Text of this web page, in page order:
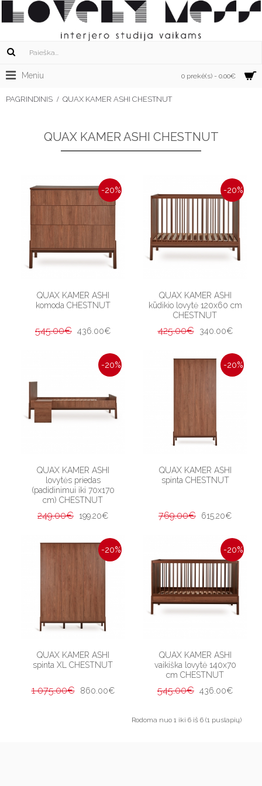
0 prekė(s) - 0.00€
Meniu
PAGRINDINIS QUAX KAMER ASHI CHESTNUT
QUAX KAMER ASHI CHESTNUT
-20%
QUAX KAMER ASHI
komoda CHESTNUT
545.00€ 436.00€
-20%
QUAX KAMER ASHI
kūdikio lovytė 120x60 cm
CHESTNUT
425.00€ 340.00€
-20%
QUAX KAMER ASHI
lovytės priedas
(padidinimui iki 70x170
cm) CHESTNUT
249.00€ 199.20€
-20%
QUAX KAMER ASHI
spinta CHESTNUT
769.00€ 615.20€
-20%
QUAX KAMER ASHI
spinta XL CHESTNUT
1 075.00€ 860.00€
-20%
QUAX KAMER ASHI
vaikiška lovytė 140x70
cm CHESTNUT
545.00€ 436.00€
Rodoma nuo 1 iki 6 iš 6 (1 puslapių)